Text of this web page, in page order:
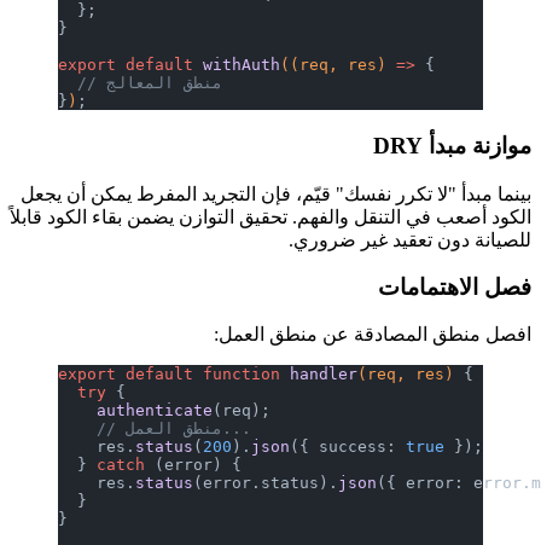
  };
export default withAuth ((req, res) => {
  // منطق المعالج
} )
موازنة مبدأ DRY
بينما مبدأ "لا تكرر نفسك" قيّم، فإن التجريد المفرط يمكن أن يجعل
الكود أصعب في التنقل والفهم. تحقيق التوازن يضمن بقاء الكود قابلاً
للصيانة دون تعقيد غير ضروري.
فصل الاهتمامات
افصل منطق المصادقة عن منطق العمل:
export default function handler (req, res)
  try
{
    authenticate
(req);
    // منطق العمل...
    res.
status (200 ). json ({ success: true
});
  }
catch
(error) {
    res.
status (error.status). json ({ error:
  }